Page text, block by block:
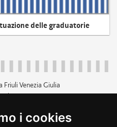
i cookies
delle graduatorie
Friuli Venezia Giulia
00526040324
3771111